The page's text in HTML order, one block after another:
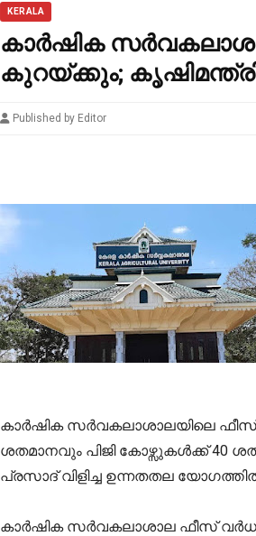
KERALA
കാർഷിക
കുറയ്ക്കും;
Published by Editor
കാർഷിക സർവകലാശാലയിലെ
ശതമാനവും പിജി കോഴ്സുകൾക്ക് 40
പ്രസാദ് വിളിച്ച ഉന്നതതല
കാർഷിക സർവകലാശാല ഫീസ്